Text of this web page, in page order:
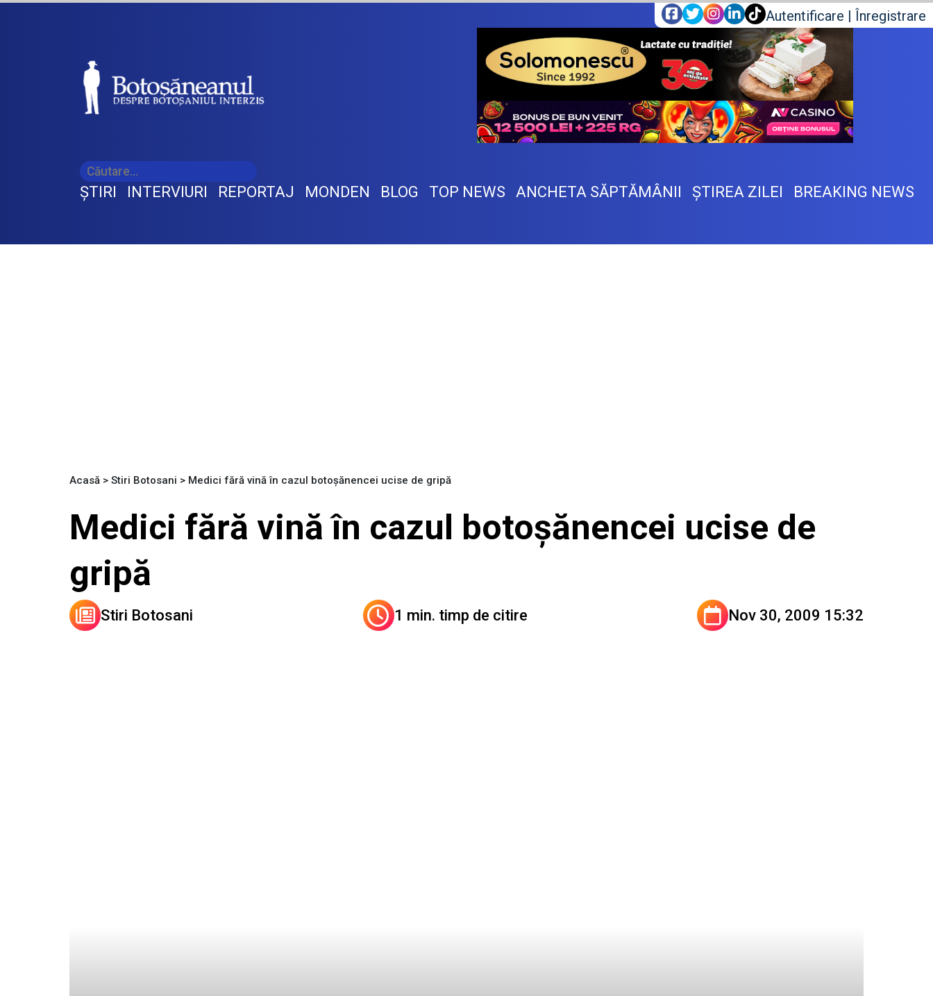
Autentificare | Înregistrare
ŞTIRI INTERVIURI REPORTAJ MONDEN BLOG TOP NEWS ANCHETA SĂPTĂMÂNII ŞTIREA ZILEI BREAKING NEWS
Acasă > Stiri Botosani > Medici fără vină în cazul botoşănencei ucise de gripă
Medici fără vină în cazul botoşănencei ucise de
gripă
Stiri Botosani 1 min. timp de citire Nov 30, 2009 15:32